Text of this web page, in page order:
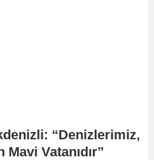
“Denizlerimiz,
Mavi Vatanıdır”